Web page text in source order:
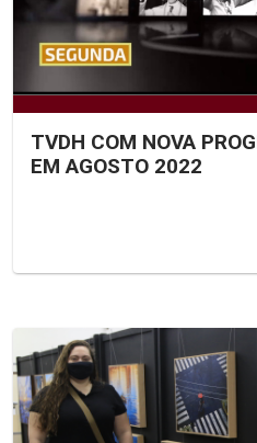
TVDH COM NOVA
EM AGOSTO 2022